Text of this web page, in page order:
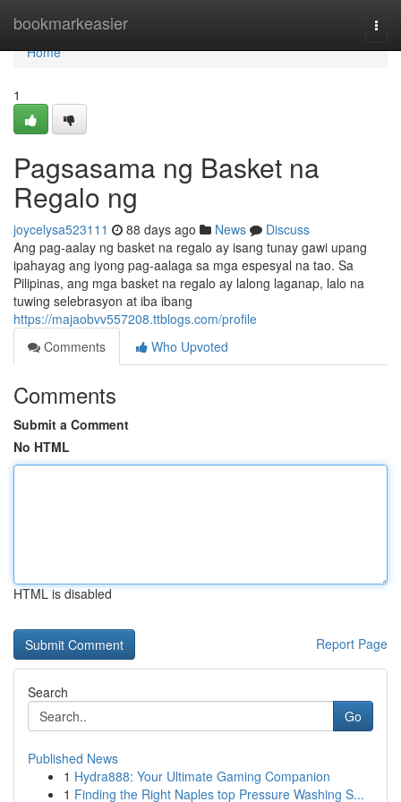
bookmarkeasier
Home
Home
1
Pagsasama ng Basket na
Regalo ng
joycelysa523111 88 days ago News
Discuss
Ang pag-aalay ng basket na regalo ay isang tunay gawi upang
ipahayag ang iyong pag-aalaga sa mga espesyal na tao. Sa
Pilipinas, ang mga basket na regalo ay lalong laganap, lalo na
tuwing selebrasyon at iba ibang
https://majaobvv557208.ttblogs.com/profile
Comments
Who Upvoted
Comments
Submit a Comment
No HTML
HTML is disabled
Report Page
Search
Go
Published News
1 Hydra888: Your Ultimate Gaming Companion
1 Finding the Right Naples top Pressure Washing S...